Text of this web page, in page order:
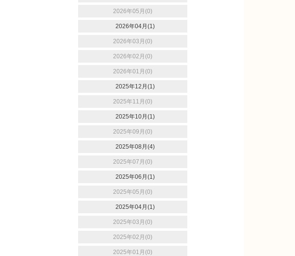
2026年05月(0)
2026年04月(1)
2026年03月(0)
2026年02月(0)
2026年01月(0)
2025年12月(1)
2025年11月(0)
2025年10月(1)
2025年09月(0)
2025年08月(4)
2025年07月(0)
2025年06月(1)
2025年05月(0)
2025年04月(1)
2025年03月(0)
2025年02月(0)
2025年01月(0)